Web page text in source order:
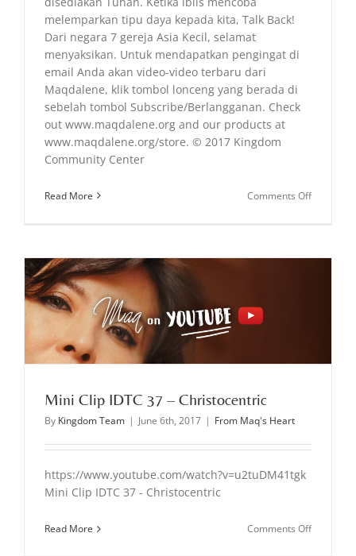
melemparkan tipu daya kepada kita, Talk Back!
Dari negara 7 gereja Asia Kecil, selamat
menyaksikan. Untuk mendapatkan pengingat di
email Anda akan video-video terbaru dari
Maqdalene, klik tombol lonceng yang berada di
sebelah tombol Subscribe/Berlangganan. Check
out www.maqdalene.org and our products at
www.maqdalene.org/store. © 2017 Kingdom
Community Center
Read More Comments Offon
the
Mini Clip IDTC 37 – Christocentric
By Kingdom Team | June 6th, 2017 | From Maq's Heart
https://www.youtube.com/watch?v=u2tuDM41tgk
Mini Clip IDTC 37 - Christocentric
Read More Comments Offon